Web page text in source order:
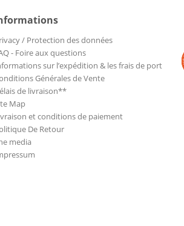
/ Protection des données
- Foire aux questions
sur l’expédition & les frais de port
Générales de Vente
de livraison**
Map
et conditions de paiement
De Retour
media